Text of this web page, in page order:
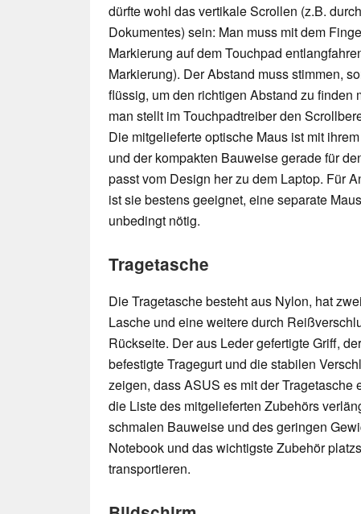
dürfte wohl das vertikale Scrollen (z.B.
Dokumentes) sein: Man muss mit dem
Markierung auf dem Touchpad
Markierung). Der Abstand muss stimmen,
flüssig, um den richtigen Abstand zu finden
man stellt im Touchpadtreiber den
Die mitgelieferte optische Maus ist mit
und der kompakten Bauweise gerade für
passt vom Design her zu dem Laptop. Für
ist sie bestens geeignet, eine separate
unbedingt nötig.
Tragetasche
Die Tragetasche besteht aus Nylon, hat
Lasche und eine weitere durch
Rückseite. Der aus Leder gefertigte Griff,
befestigte Tragegurt und die stabilen
zeigen, dass ASUS es mit der Tragetasche
die Liste des mitgelieferten Zubehörs
schmalen Bauweise und des geringen
Notebook und das wichtigste Zubehör
transportieren.